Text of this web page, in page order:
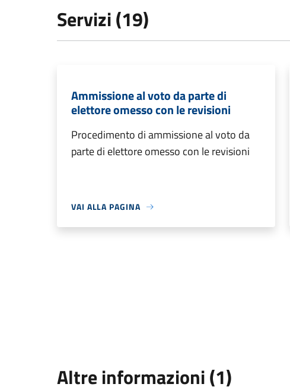
Servizi (19)
Ammissione al voto da parte di
elettore omesso con le revisioni
Procedimento di ammissione al voto da
parte di elettore omesso con le revisioni
VAI ALLA PAGINA
Altre informazioni (1)